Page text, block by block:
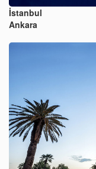
İstanbul
Ankara